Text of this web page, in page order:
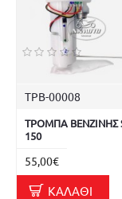
ΤΡΒ-00008
ΤΡΟΜΠΑ ΒΕΝΖΙΝΗΣ
150
55,00€
ΚΑΛΆΘΙ